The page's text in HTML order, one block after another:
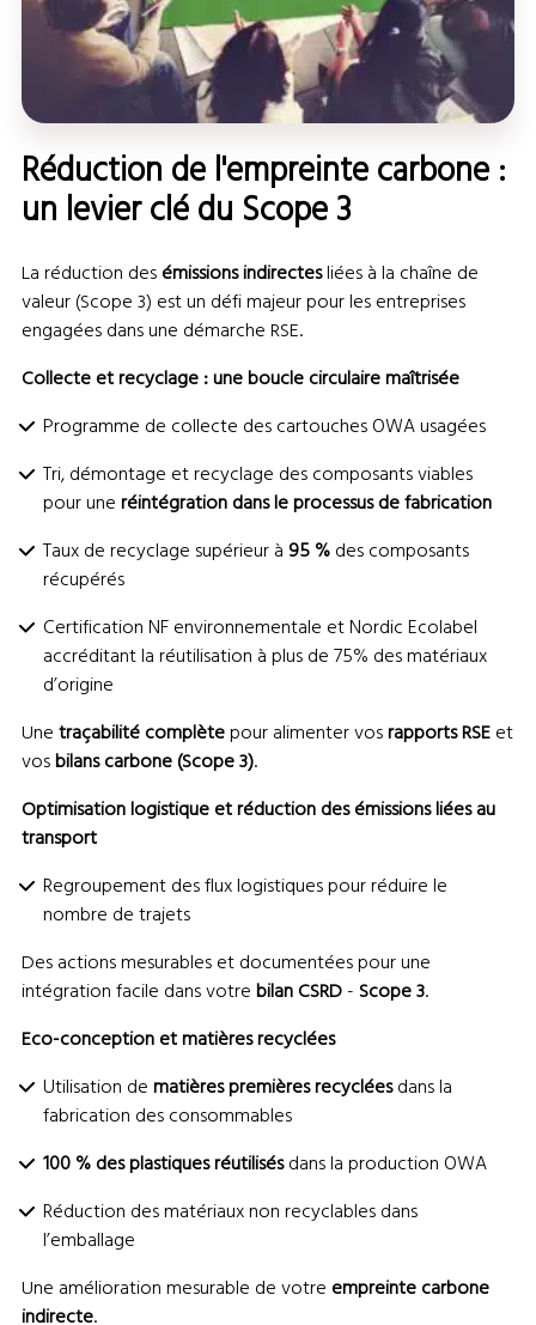
Réduction de l'empreinte carbone :
un levier clé du Scope 3
La réduction desémissions indirectesliées à la chaîne de
valeur (Scope 3) est un défi majeur pour les entreprises
engagées dans une démarche RSE.
Collecte et recyclage : une boucle circulaire maîtrisée
Programme de collecte des cartouches OWA usagées
Tri, démontage et recyclage des composants viables
pour uneréintégration dans le processus de fabrication
Taux de recyclage supérieur à 95 %des composants
récupérés
Certification NF environnementale et Nordic Ecolabel
accréditant la réutilisation à plus de 75% des matériaux
d’origine
Unetraçabilité complètepour alimenter vosrapports RSEet
vosbilans carbone(Scope 3).
Optimisation logistique et réduction des émissions liées au
transport
Regroupement des flux logistiques pour réduire le
nombre de trajets
Des actions mesurables et documentées pour une
intégration facile dans votrebilan CSRD- Scope 3.
Eco-conception et matières recyclées
Utilisation dematières premières recycléesdans la
fabrication des consommables
100 % des plastiques réutilisésdans la production OWA
Réduction des matériaux non recyclables dans
l’emballage
Une amélioration mesurable de votre empreinte carbone
indirecte.